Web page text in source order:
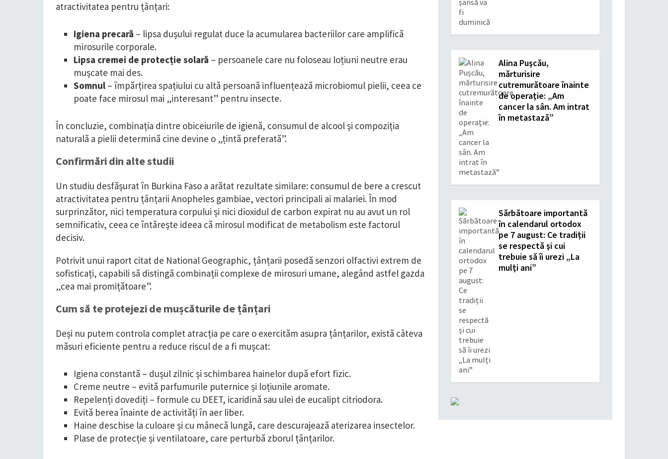
atractivitatea pentru țânțari:
Igiena precară – lipsa dușului regulat duce la acumularea bacteriilor care amplifică
mirosurile corporale.
Lipsa cremei de protecție solară – persoanele care nu foloseau loțiuni neutre erau
mușcate mai des.
Somnul – împărțirea spațiului cu altă persoană influențează microbiomul pielii, ceea ce
poate face mirosul mai „interesant” pentru insecte.
În concluzie, combinația dintre obiceiurile de igienă, consumul de alcool și compoziția
naturală a pielii determină cine devine o „țintă preferată”.
Confirmări din alte studii
Un studiu desfășurat în Burkina Faso a arătat rezultate similare: consumul de bere a crescut
atractivitatea pentru țânțarii Anopheles gambiae, vectori principali ai malariei. În mod
surprinzător, nici temperatura corpului și nici dioxidul de carbon expirat nu au avut un rol
semnificativ, ceea ce întărește ideea că mirosul modificat de metabolism este factorul
decisiv.
Potrivit unui raport citat de National Geographic, țânțarii posedă senzori olfactivi extrem de
sofisticați, capabili să distingă combinații complexe de mirosuri umane, alegând astfel gazda
„cea mai promițătoare”.
Cum să te protejezi de mușcăturile de țânțari
Deși nu putem controla complet atracția pe care o exercităm asupra țânțarilor, există câteva
măsuri eficiente pentru a reduce riscul de a fi mușcat:
Igiena constantă – dușul zilnic și schimbarea hainelor după efort fizic.
Creme neutre – evită parfumurile puternice și loțiunile aromate.
Repelenți dovediți – formule cu DEET, icaridină sau ulei de eucalipt citriodora.
Evită berea înainte de activități în aer liber.
Haine deschise la culoare și cu mânecă lungă, care descurajează aterizarea insectelor.
Plase de protecție și ventilatoare, care perturbă zborul țânțarilor.
Alina Pușcău,
mărturisire
cutremurătoare înainte
de operație: „Am
cancer la sân. Am intrat
în metastază”
Sărbătoare importantă
în calendarul ortodox
pe 7 august: Ce tradiții
se respectă și cui
trebuie să îi urezi „La
mulți ani”